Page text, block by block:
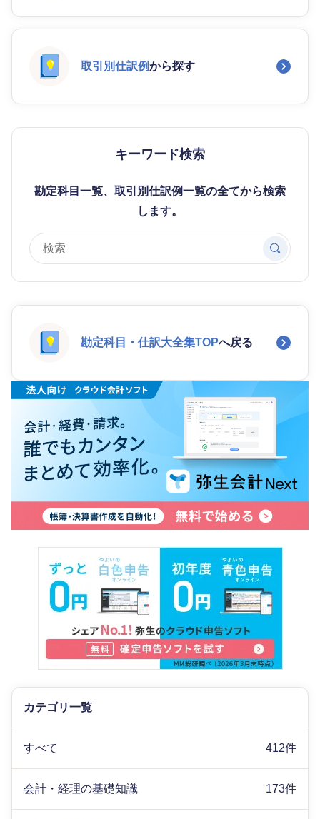
取引別仕訳例から探す
キーワード検索
勘定科目一覧、取引別仕訳例一覧の全てから検索
します。
勘定科目・仕訳大全集TOPへ戻る
カテゴリ一覧
すべて 412件
会計・経理の基礎知識 173件